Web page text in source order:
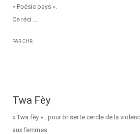
« Poésie pays ».
Ce réci ...
PAR CHR.
Twa Fèy
« Twa fèy »…pour briser le cercle de la
aux femmes